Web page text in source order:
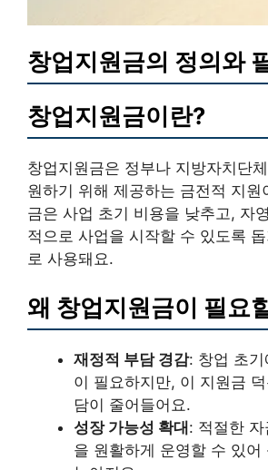
창업지원금의 정의와
창업지원금이란?
창업지원금은 정부나 지방자치단
원하기 위해 제공하는 금전적 지원
금은 사업 초기 비용을 낮추고, 자
적으로 사업을 시작할 수 있도록
로 사용돼요.
왜 창업지원금이 필요
재정적 부담 경감: 창업 초
이 필요하지만, 이 지원금
담이 줄어들어요.
성장 가능성 확대: 적절한
을 원활하게 운영할 수 있어